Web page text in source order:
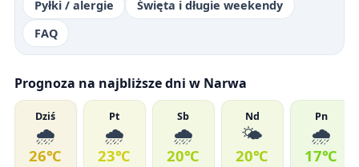
Pyłki / alergie
Święta i długie weekendy
FAQ
Prognoza na najbliższe dni w Narwa
Dziś
🌧️
26℃
Pt
🌧️
23℃
Sb
🌧️
20℃
Nd
🌤️
20℃
Pn
🌧️
17℃